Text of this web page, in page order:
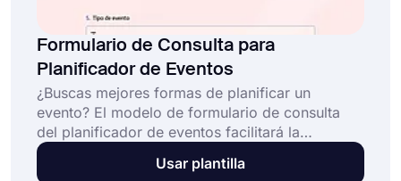
Formulario de Consulta para
Planificador de Eventos
¿Buscas mejores formas de planificar un
evento? El modelo de formulario de consulta
del planificador de eventos facilitará la
recopilación de toda la información necesaria.
Aprende muchos detalles, como tipo de evento,
Usar plantilla